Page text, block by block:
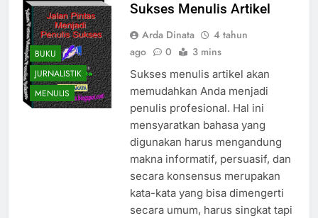
BUKU
JURNALISTIK
MENULIS
Sukses Menulis Artikel
Arda Dinata
4 tahun
ago
0 3 mins
Sukses menulis artikel akan
memudahkan Anda menjadi
penulis profesional. Hal ini
mensyaratkan bahasa yang
digunakan harus mengandung
makna informatif, persuasif, dan
secara konsensus merupakan
kata-kata yang bisa dimengerti
secara umum, harus singkat tapi